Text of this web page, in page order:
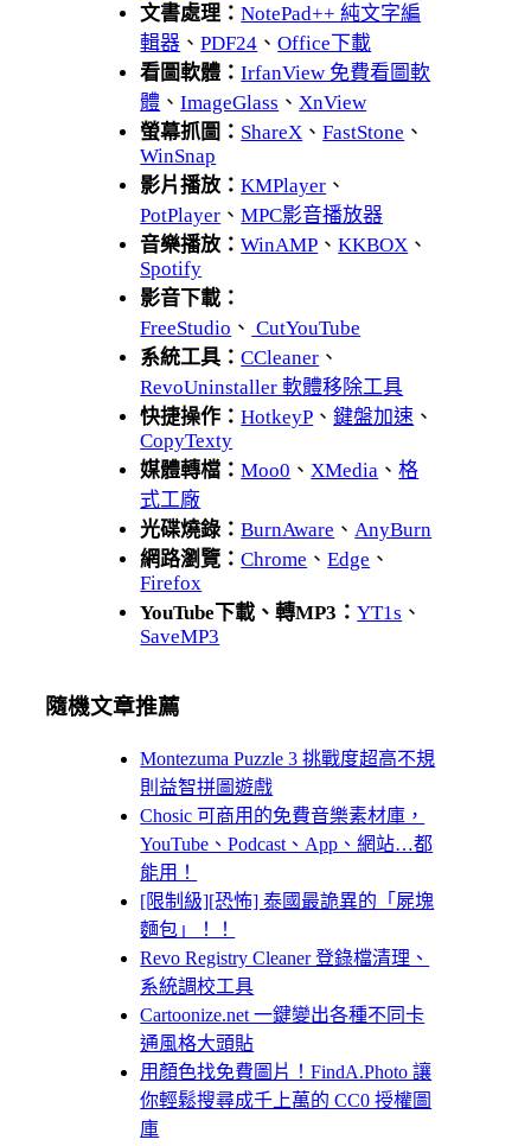
文書處理：NotePad++ 純文字編
輯器 、PDF24 、Office下載
看圖軟體：IrfanView 免費看圖軟
體 、ImageGlass 、 XnView
螢幕抓圖： ShareX 、FastStone 、
WinSnap
影片播放：KMPlayer 、
PotPlayer 、MPC影音播放器
音樂播放：WinAMP 、KKBOX 、
Spotify
影音下載：
FreeStudio 、 CutYouTube
系統工具：CCleaner 、
RevoUninstaller 軟體移除工具
快捷操作：HotkeyP 、鍵盤加速 、
CopyTexty
媒體轉檔：Moo0 、 XMedia 、格
式工廠
光碟燒錄：BurnAware 、 AnyBurn
網路瀏覽：Chrome 、Edge 、
Firefox
YouTube下載、轉MP3：YT1s 、
SaveMP3
隨機文章推薦
Montezuma Puzzle 3 挑戰度超高不規
則益智拼圖遊戲
Chosic 可商用的免費音樂素材庫，
YouTube、Podcast、App、網站…都
能用！
[限制級][恐怖] 泰國最詭異的「屍塊
麵包」！！
Revo Registry Cleaner 登錄檔清理、
系統調校工具
Cartoonize.net 一鍵變出各種不同卡
通風格大頭貼
用顏色找免費圖片！FindA.Photo 讓
你輕鬆搜尋成千上萬的 CC0 授權圖
庫